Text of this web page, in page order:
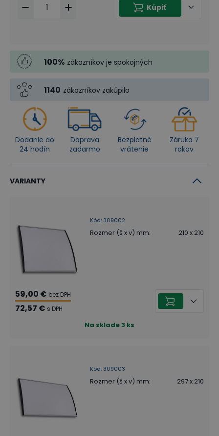
Kúpiť
100% zákazníkov je spokojných
1140 zákazníkov zakúpilo
Dodanie do
24 hodín
Doprava
zadarmo
Bezplatné
vrátenie
Záruka 7
rokov
VARIANTY
Kód: 309002
Rozmer (š x v) mm: 210 x 210
59,00 € bez DPH
72,57 € s DPH
Na sklade3 ks
Kód: 309003
Rozmer (š x v) mm: 297 x 210